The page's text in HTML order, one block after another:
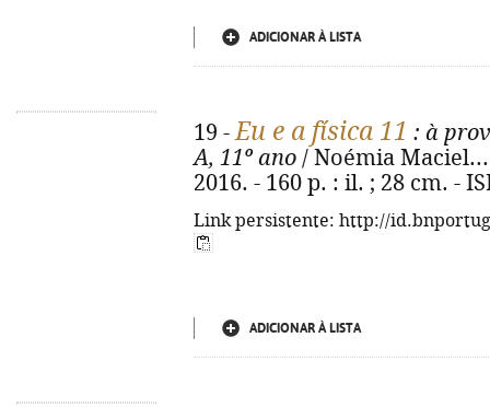
ADICIONAR À LISTA
19 -Eu e a física 11 : à
A, 11º ano / Noémia
2016. - 160 p. : il. ; 28 cm. -
Link persistente: http://
ADICIONAR À LISTA